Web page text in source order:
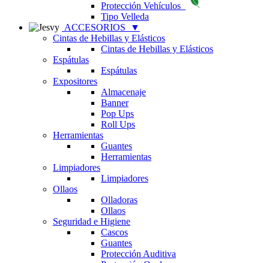
Protección Vehículos
Tipo Velleda
ACCESORIOS
▼
Cintas de Hebillas y Elásticos
Cintas de Hebillas y Elásticos
Espátulas
Espátulas
Expositores
Almacenaje
Banner
Pop Ups
Roll Ups
Herramientas
Guantes
Herramientas
Limpiadores
Limpiadores
Ollaos
Olladoras
Ollaos
Seguridad e Higiene
Cascos
Guantes
Protección Auditiva